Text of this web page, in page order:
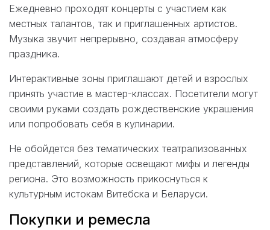
Ежедневно проходят концерты с участием как
местных талантов, так и приглашенных артистов.
Музыка звучит непрерывно, создавая атмосферу
праздника.
Интерактивные зоны приглашают детей и взрослых
принять участие в мастер-классах. Посетители могут
своими руками создать рождественские украшения
или попробовать себя в кулинарии.
Не обойдется без тематических театрализованных
представлений, которые освещают мифы и легенды
региона. Это возможность прикоснуться к
культурным истокам Витебска и Беларуси.
Покупки и ремесла